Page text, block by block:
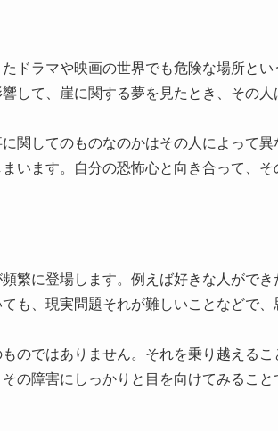
ドラマや映画の世界でも危険な場所とい
して、崖に関する夢を見たとき、その人
関してのものなのかはその人によって異
います。自分の恐怖心と向き合って、そ
繁に登場します。例えば好きな人ができ
も、現実問題それが難しいことなどで
のではありません。それを乗り越える
の障害にしっかりと目を向けてみるこ